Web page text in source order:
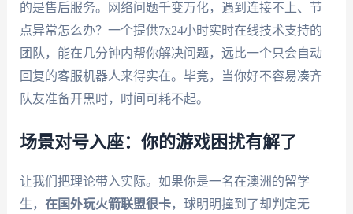
的是售后服务。网络问题千变万化，遇到连接不上、节
点异常怎么办？一个提供7x24小时实时在线技术支持的
团队，能在几分钟内帮你解决问题，远比一个只会自动
回复的客服机器人来得实在。毕竟，当你好不容易凑齐
队友准备开黑时，时间可耗不起。
场景对号入座：你的游戏困扰有解了
让我们把理论带入实际。如果你是一名在澳洲的留学
生， 在国外玩火箭联盟很卡，球明明撞到了却判定无